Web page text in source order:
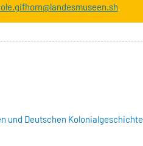
und Deutschen Kolonialgeschichte